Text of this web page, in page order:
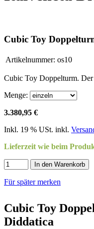
Cubic Toy
Artikelnummer: os10
Cubic Toy Doppelturm.
Menge:
3.380,95 €
Inkl. 19 % USt. inkl.
Lieferzeit wie beim
In den Warenkorb
Für später merken
Cubic Toy
Diddatica